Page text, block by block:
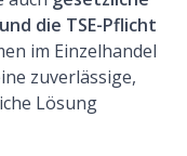
die TSE-Pflicht
im Einzelhandel
zuverlässige,
Lösung